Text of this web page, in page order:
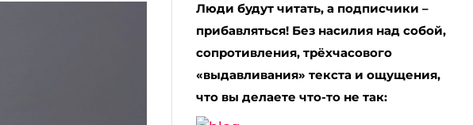
Люди будут читать, а подписчики –
прибавляться! Без насилия над собой,
сопротивления, трёхчасового
«выдавливания» текста и ощущения,
что вы делаете что-то не так: